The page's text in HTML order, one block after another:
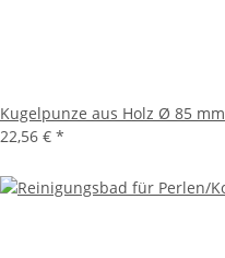
Kugelpunze aus Holz Ø 85 mm
22,56 € *